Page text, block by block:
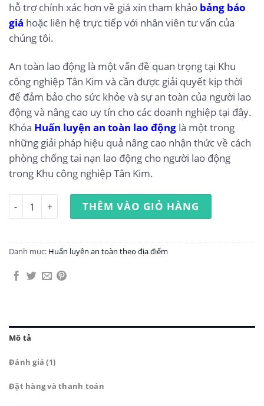
hỗ trợ chính xác hơn về giá xin tham khảo bảng báo
giá hoặc liên hệ trực tiếp với nhân viên tư vấn của
chúng tôi.
An toàn lao động là một vấn đề quan trọng tại Khu
công nghiệp Tân Kim và cần được giải quyết kịp thời
để đảm bảo cho sức khỏe và sự an toàn của người lao
động và nâng cao uy tín cho các doanh nghiệp tại đây.
Khóa Huấn luyện an toàn lao động là một trong
những giải pháp hiệu quả nâng cao nhận thức về cách
phòng chống tai nạn lao động cho người lao động
trong Khu công nghiệp Tân Kim.
Huấn luyện an toàn lao động tại Khu công nghiệp Tân
THÊM VÀO GIỎ HÀNG
Danh mục: Huấn luyện an toàn theo địa điểm
Mô tả
Đánh giá (1)
Đặt hàng và thanh toán